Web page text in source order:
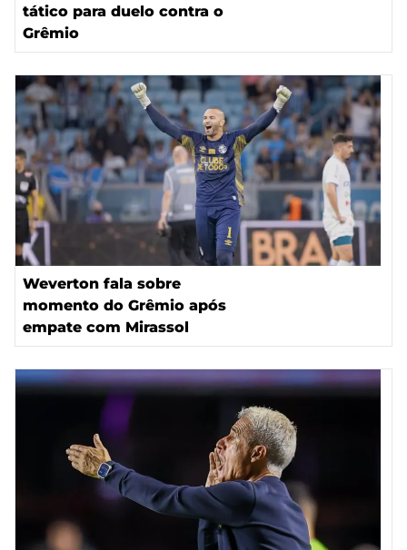
tático para duelo contra o
Grêmio
Weverton fala sobre
momento do Grêmio após
empate com Mirassol